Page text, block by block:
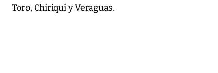
Toro, Chiriquí y Veraguas.